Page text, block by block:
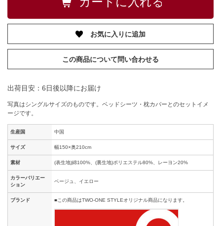
お気に入りに追加
この商品について問い合わせる
出荷目安：6日後以降にお届け
写真はシングルサイズのものです。ベッドシーツ・枕カバーとのセットイメ
ージです。
生産国 中国
サイズ 幅150×奥210cm
素材 (表生地)綿100%、(裏生地)ポリエステル80%、レーヨン20%
カラーバリエー
ション
ベージュ、イエロー
ブランド ■この商品はTWO-ONE STYLEオリジナル商品になります。